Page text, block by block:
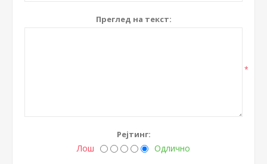
Преглед на текст:
*
Рејтинг:
Лош Одлично